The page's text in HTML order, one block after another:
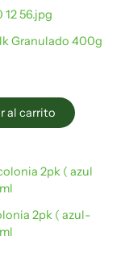
Granulado 400g
al carrito
2pk ( azul-